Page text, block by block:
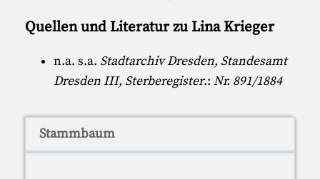
Quellen und Literatur zu Lina Krieger
n.a. s.a. Stadtarchiv Dresden, Standesamt
Dresden III, Sterberegister.:Nr. 891/1884
Stammbaum